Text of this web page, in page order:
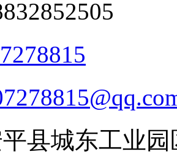
县城东工业园